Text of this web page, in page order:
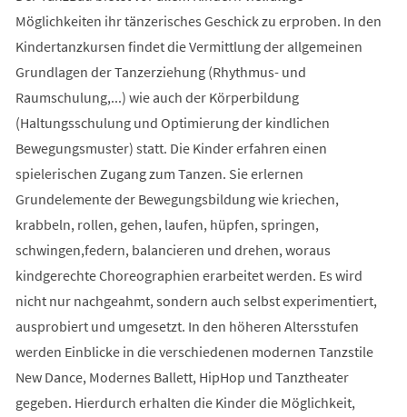
Möglichkeiten ihr tänzerisches Geschick zu erproben. In den
Kindertanzkursen findet die Vermittlung der allgemeinen
Grundlagen der Tanzerziehung (Rhythmus- und
Raumschulung,...) wie auch der Körperbildung
(Haltungsschulung und Optimierung der kindlichen
Bewegungsmuster) statt. Die Kinder erfahren einen
spielerischen Zugang zum Tanzen. Sie erlernen
Grundelemente der Bewegungsbildung wie kriechen,
krabbeln, rollen, gehen, laufen, hüpfen, springen,
schwingen,federn, balancieren und drehen, woraus
kindgerechte Choreographien erarbeitet werden. Es wird
nicht nur nachgeahmt, sondern auch selbst experimentiert,
ausprobiert und umgesetzt. In den höheren Altersstufen
werden Einblicke in die verschiedenen modernen Tanzstile
New Dance, Modernes Ballett, HipHop und Tanztheater
gegeben. Hierdurch erhalten die Kinder die Möglichkeit,